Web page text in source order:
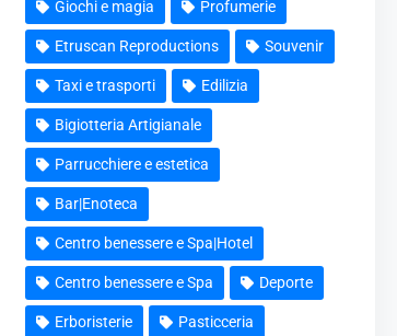
Giochi e magia Profumerie
Etruscan Reproductions Souvenir
Taxi e trasporti Edilizia
Bigiotteria Artigianale
Parrucchiere e estetica
Bar|Enoteca
Centro benessere e Spa|Hotel
Centro benessere e Spa Deporte
Erboristerie Pasticceria